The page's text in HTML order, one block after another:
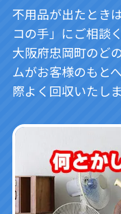
不用品が出たとき
コの手」にご相談
大阪府忠岡町のど
ムがお客様のもと
際よく回収いたし